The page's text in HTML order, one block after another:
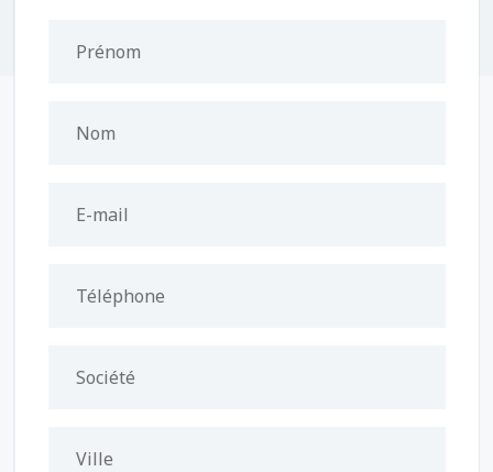
Prénom
Nom
E-mail
Téléphone
Société
Ville